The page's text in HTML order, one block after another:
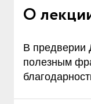
О
В предверии
полезным